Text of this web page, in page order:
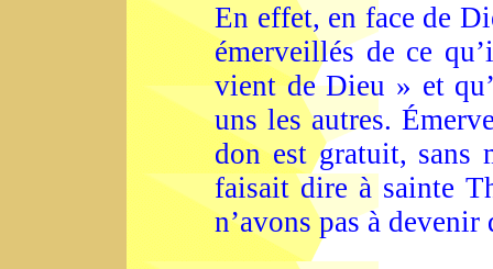
En effet, en face de
émerveillés de ce
vient de Dieu » et
uns les autres.
don est gratuit, sans
faisait dire à sainte
n’avons pas à